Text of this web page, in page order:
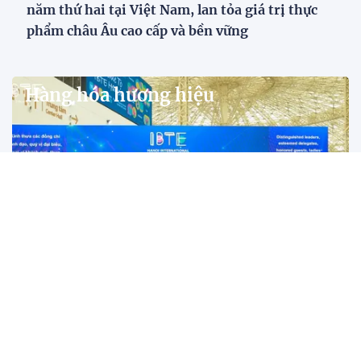
năm thứ hai tại Việt Nam, lan tỏa giá trị thực
phẩm châu Âu cao cấp và bền vững
Hàng hóa hương hiệu